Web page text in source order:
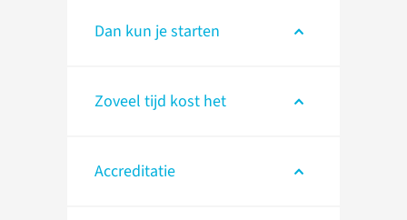
Dan kun je starten
Zoveel tijd kost het
Accreditatie